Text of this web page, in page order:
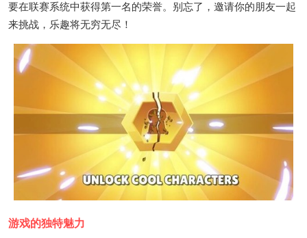
要在联赛系统中获得第一名的荣誉。别忘了，邀请你的朋友一起
来挑战，乐趣将无穷无尽！
游戏的独特魅力